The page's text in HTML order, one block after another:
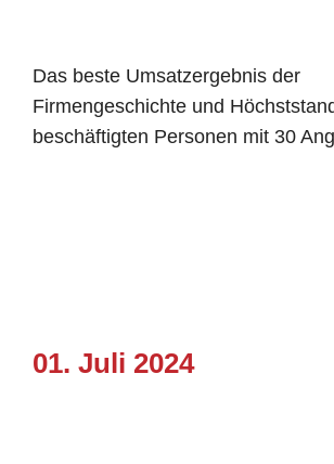
Das beste Umsatzergebnis der
Firmengeschichte und
beschäftigten Personen mit 30
01. Juli 2024